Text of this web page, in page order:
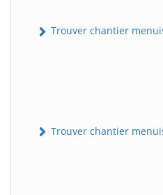
Trouver chantier
Trouver chantier